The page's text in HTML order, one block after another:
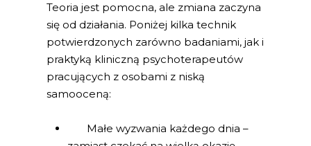
Teoria jest pomocna, ale zmiana zaczyna
się od działania. Poniżej kilka technik
potwierdzonych zarówno badaniami, jak i
praktyką kliniczną psychoterapeutów
pracujących z osobami z niską
samooceną:
Małe wyzwania każdego dnia –